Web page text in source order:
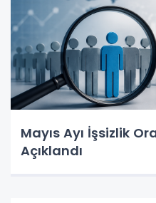
Mayıs Ayı İşsizlik
Açıklandı